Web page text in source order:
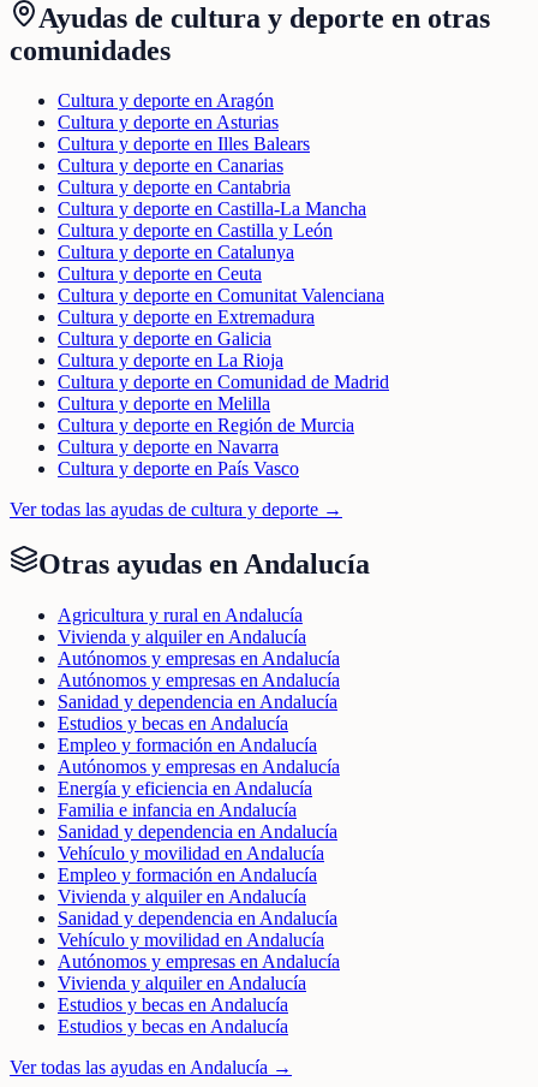
Ayudas de cultura y deporte en otras
comunidades
Cultura y deporte en Aragón
Cultura y deporte en Asturias
Cultura y deporte en Illes Balears
Cultura y deporte en Canarias
Cultura y deporte en Cantabria
Cultura y deporte en Castilla-La Mancha
Cultura y deporte en Castilla y León
Cultura y deporte en Catalunya
Cultura y deporte en Ceuta
Cultura y deporte en Comunitat Valenciana
Cultura y deporte en Extremadura
Cultura y deporte en Galicia
Cultura y deporte en La Rioja
Cultura y deporte en Comunidad de Madrid
Cultura y deporte en Melilla
Cultura y deporte en Región de Murcia
Cultura y deporte en Navarra
Cultura y deporte en País Vasco
Ver todas las ayudas de cultura y deporte →
Otras ayudas enAndalucía
Agricultura y rural en Andalucía
Vivienda y alquiler en Andalucía
Autónomos y empresas en Andalucía
Autónomos y empresas en Andalucía
Sanidad y dependencia en Andalucía
Estudios y becas en Andalucía
Empleo y formación en Andalucía
Autónomos y empresas en Andalucía
Energía y eficiencia en Andalucía
Familia e infancia en Andalucía
Sanidad y dependencia en Andalucía
Vehículo y movilidad en Andalucía
Empleo y formación en Andalucía
Vivienda y alquiler en Andalucía
Sanidad y dependencia en Andalucía
Vehículo y movilidad en Andalucía
Autónomos y empresas en Andalucía
Vivienda y alquiler en Andalucía
Estudios y becas en Andalucía
Estudios y becas en Andalucía
Ver todas las ayudas en Andalucía →